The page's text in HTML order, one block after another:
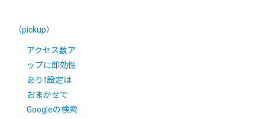
（pickup）
アクセス数ア
ップに即効性
あり！設定は
おまかせで
Googleの検索